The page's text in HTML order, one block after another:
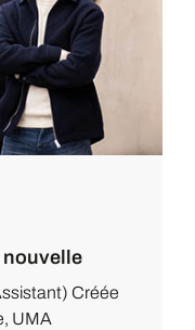
Créée
UMA